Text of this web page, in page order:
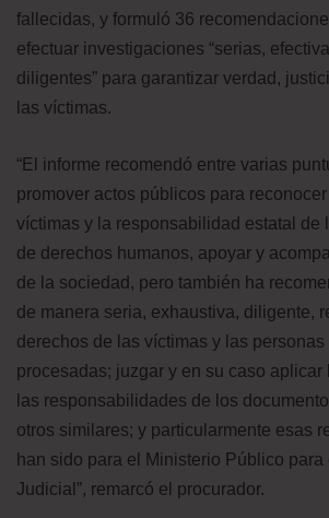
fallecidas, y formuló 36
efectuar investigaciones “serias,
diligentes” para garantizar verdad,
las víctimas.
“El informe recomendó entre varias
promover actos públicos para
víctimas y la responsabilidad estatal de
de derechos humanos, apoyar y
de la sociedad, pero también ha
de manera seria, exhaustiva, diligente,
derechos de las víctimas y las
procesadas; juzgar y en su caso aplicar
las responsabilidades de los
otros similares; y particularmente esas
han sido para el Ministerio Público para
Judicial”, remarcó el procurador.